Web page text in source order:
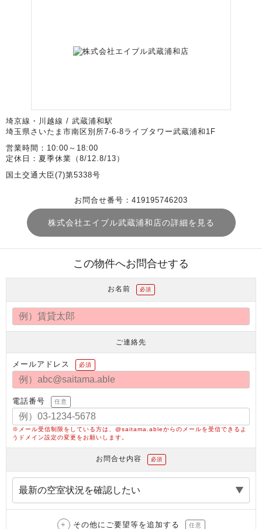
埼京線・川越線 / 武蔵浦和駅
埼玉県さいたま市南区別所7-6-8ライブタワー武蔵浦和1F
営業時間：10:00～18:00
定休日：夏季休業（8/12.8/13）
国土交通大臣(7)第5338号
お問合せ番号：419195746203
株式会社エイブル武蔵浦和店の詳細を見る
この物件へお問合せする
お名前 必須
ご連絡先
メールアドレス 必須
電話番号 任意
※メール受信制限をしている方は、@saitama.ableからのメールを受信できるよ
うドメイン設定の変更をお願いします。
お問合せ内容 必須
その他にご要望等を追加する 任意